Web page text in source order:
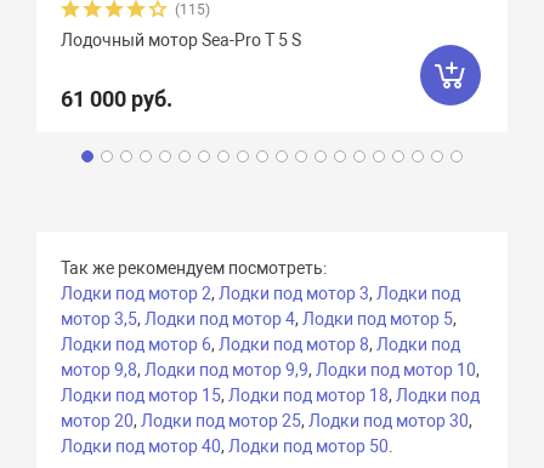
(115)
Лодочный мотор Sea-Pro Т 5 S
61 000 руб.
Так же рекомендуем посмотреть:
Лодки под мотор 2, Лодки под мотор 3, Лодки под
мотор 3,5, Лодки под мотор 4, Лодки под мотор 5,
Лодки под мотор 6, Лодки под мотор 8, Лодки под
мотор 9,8, Лодки под мотор 9,9, Лодки под мотор 10,
Лодки под мотор 15, Лодки под мотор 18, Лодки под
мотор 20, Лодки под мотор 25, Лодки под мотор 30,
Лодки под мотор 40, Лодки под мотор 50